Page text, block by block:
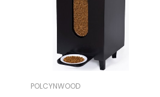
POLCYNWOOD